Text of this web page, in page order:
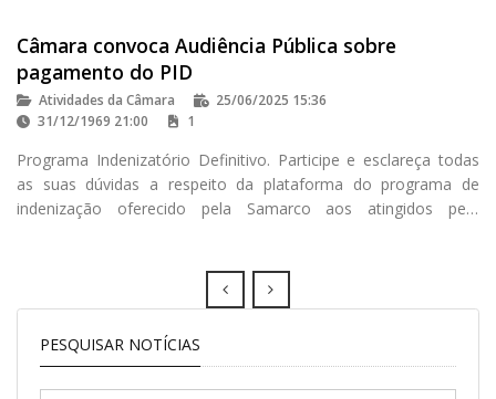
Câmara convoca Audiência Pública sobre
pagamento do PID
Atividades da Câmara
25/06/2025 15:36
31/12/1969 21:00
1
Programa Indenizatório Definitivo. Participe e esclareça todas
as suas dúvidas a respeito da plataforma do programa de
indenização oferecido pela Samarco aos atingidos pelo
Prev Next
PESQUISAR NOTÍCIAS